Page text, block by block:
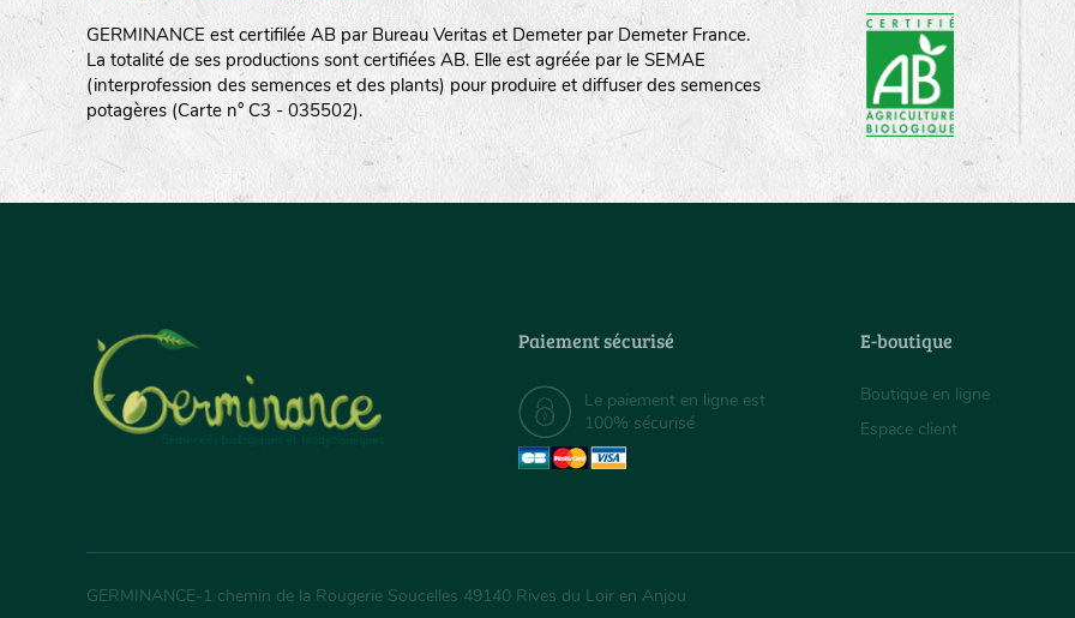
GERMINANCE est certifilée AB par Bureau Veritas et Demeter par Demeter France.
La totalité de ses productions sont certifiées AB. Elle est agréée par le SEMAE
(interprofession des semences et des plants) pour produire et diffuser des semences
potagères (Carte n° C3 - 035502).
Paiement sécurisé
Le paiement en ligne est
100% sécurisé
E-boutique
Boutique en ligne
Espace client
GERMINANCE-1 chemin de la Rougerie Soucelles 49140 Rives du Loir en Anjou